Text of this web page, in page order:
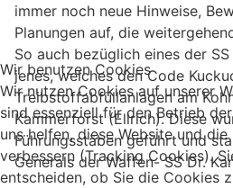
immer noch neue Hinweise,
Planungen auf, die
So auch bezüglich eines der
jenes, welches den Code
Treibstoffabfüllanlagen am
Kammerforst (Ellrich). Diese
Führungsstäben geführt und
Generals der Waffen- SS Dr.
Wir benutzen Cookies
Wir nutzen Cookies auf unserer
sind essenziell für den Betrieb
uns helfen, diese Website und
verbessern (Tracking Cookies).
entscheiden, ob Sie die Cookies